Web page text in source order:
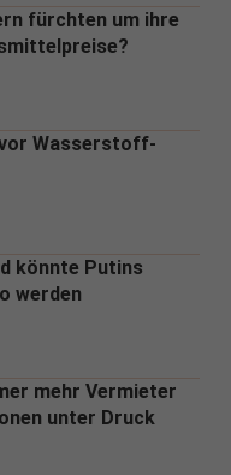
fürchten um ihre
Wasserstoff-
könnte Putins
werden
mehr Vermieter
unter Druck